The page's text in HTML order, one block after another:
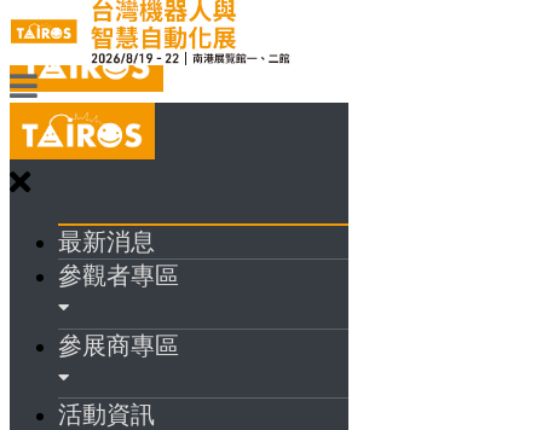
最新消息
參觀者專區
參展商專區
活動資訊